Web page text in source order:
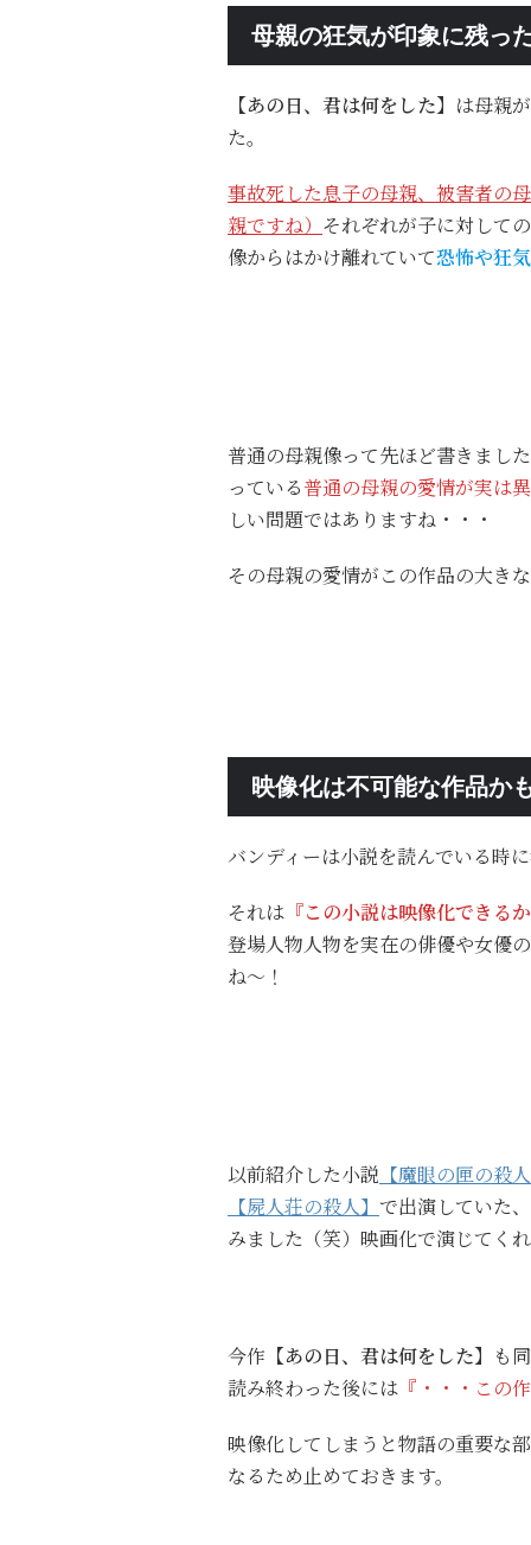
母親の狂気が印象に残っ
【あの日、君は何をした】 は母親
た。
事故死した息子の母親、被害者の
親ですね） それぞれが子に対して
像からはかけ離れていて恐怖や狂気
普通の母親像って先ほど書きまし
っている普通の母親の愛情が実は
しい問題ではありますね・・・
その母親の愛情がこの作品の大き
映像化は不可能な作品か
バンディーは小説を読んでいる時
それは 『この小説は映像化できる
登場人物人物を実在の俳優や女優
ね～！
以前紹介した小説 【魔眼の匣の殺
【屍人荘の殺人】 で出演していた
みました（笑）映画化で演じてく
今作 【あの日、君は何をした】 も
読み終わった後には 『・・・この
映像化してしまうと物語の重要な
なるため止めておきます。